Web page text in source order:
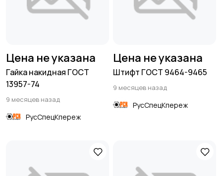
Цена не указана
Гайка накидная ГОСТ
13957-74
9 месяцев назад
РусСпецКпереж
Цена не указана
Штифт ГОСТ 9464-9465
9 месяцев назад
РусСпецКпереж